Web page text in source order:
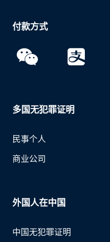
付款方式
多国无犯罪证明
民事个人
商业公司
外国人在中国
中国无犯罪证明